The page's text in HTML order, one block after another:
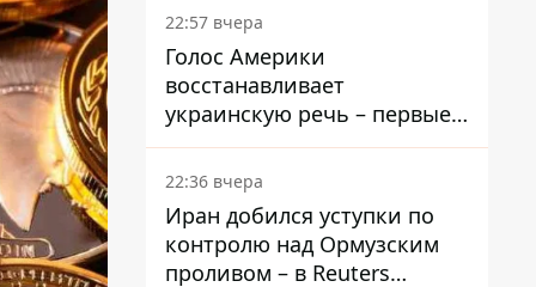
22:57 вчера
Голос Америки
восстанавливает
украинскую речь – первые
эфиры ожидаются на
следующей неделе
22:36 вчера
Иран добился уступки по
контролю над Ормузским
проливом – в Reuters